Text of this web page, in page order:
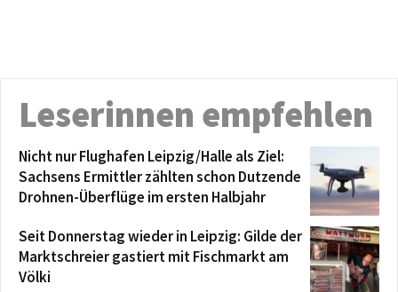
Leserinnen empfehlen
Nicht nur Flughafen Leipzig/Halle als Ziel:
Sachsens Ermittler zählten schon Dutzende
Drohnen-Überflüge im ersten Halbjahr
Seit Donnerstag wieder in Leipzig: Gilde der
Marktschreier gastiert mit Fischmarkt am
Völki